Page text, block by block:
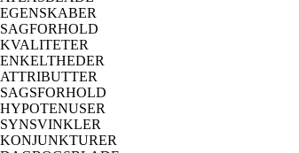
EGENSKABER
SAGFORHOLD
KVALITETER
ENKELTHEDER
ATTRIBUTTER
SAGSFORHOLD
HYPOTENUSER
SYNSVINKLER
KONJUNKTURER